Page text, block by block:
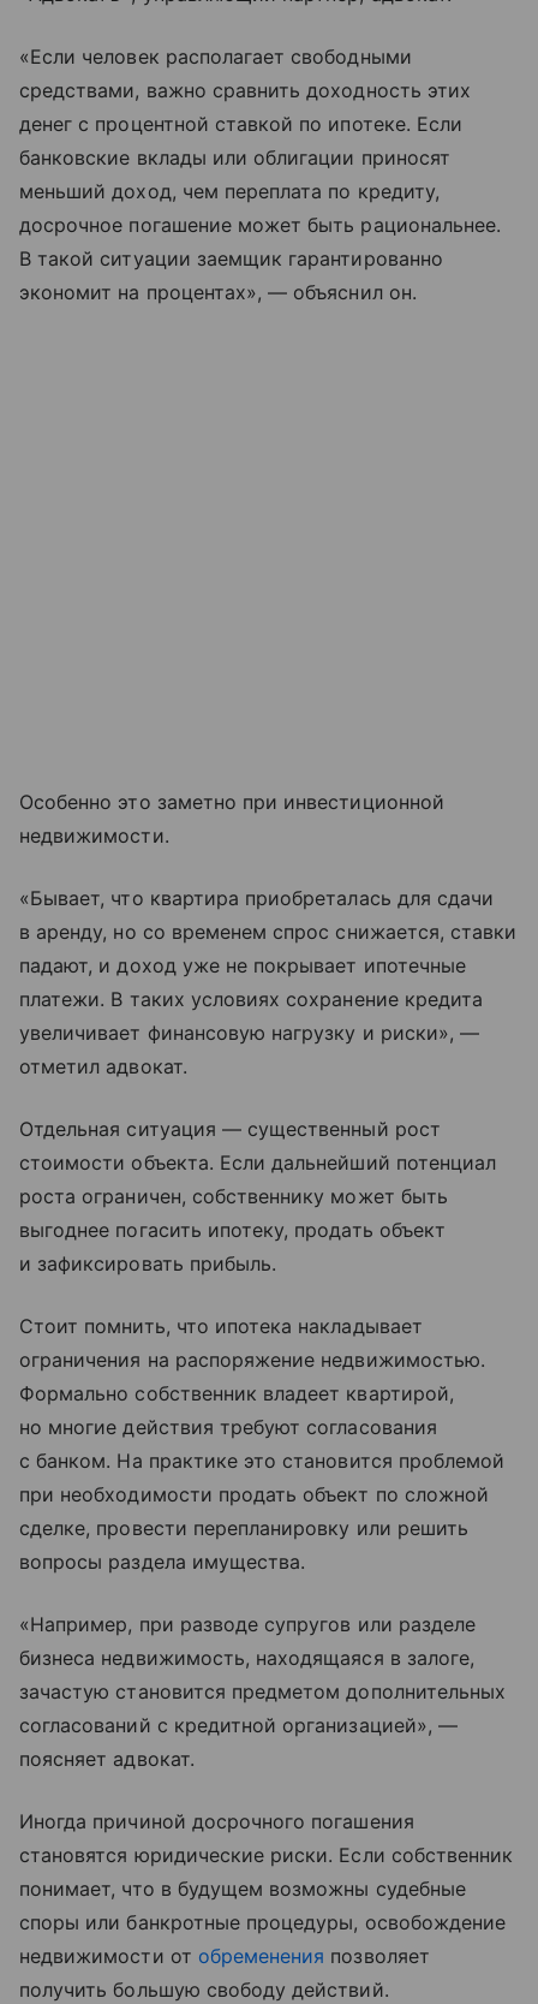
«Если человек располагает свободными
средствами, важно сравнить доходность этих
денег с процентной ставкой по ипотеке. Если
банковские вклады или облигации приносят
меньший доход, чем переплата по кредиту,
досрочное погашение может быть рациональнее.
В такой ситуации заемщик гарантированно
экономит на процентах», — объяснил он.
Особенно это заметно при инвестиционной
недвижимости.
«Бывает, что квартира приобреталась для сдачи
в аренду, но со временем спрос снижается, ставки
падают, и доход уже не покрывает ипотечные
платежи. В таких условиях сохранение кредита
увеличивает финансовую нагрузку и риски», —
отметил адвокат.
Отдельная ситуация — существенный рост
стоимости объекта. Если дальнейший потенциал
роста ограничен, собственнику может быть
выгоднее погасить ипотеку, продать объект
и зафиксировать прибыль.
Стоит помнить, что ипотека накладывает
ограничения на распоряжение недвижимостью.
Формально собственник владеет квартирой,
но многие действия требуют согласования
с банком. На практике это становится проблемой
при необходимости продать объект по сложной
сделке, провести перепланировку или решить
вопросы раздела имущества.
«Например, при разводе супругов или разделе
бизнеса недвижимость, находящаяся в залоге,
зачастую становится предметом дополнительных
согласований с кредитной организацией», —
поясняет адвокат.
Иногда причиной досрочного погашения
становятся юридические риски. Если собственник
понимает, что в будущем возможны судебные
споры или банкротные процедуры, освобождение
недвижимости от обременения позволяет
получить большую свободу действий.